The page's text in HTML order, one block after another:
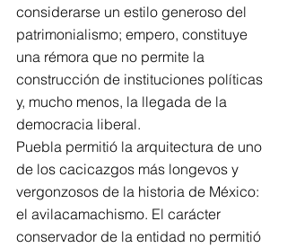
considerarse un estilo generoso del
patrimonialismo; empero, constituye
una rémora que no permite la
construcción de instituciones políticas
y, mucho menos, la llegada de la
democracia liberal.
Puebla permitió la arquitectura de uno
de los cacicazgos más longevos y
vergonzosos de la historia de México:
el avilacamachismo. El carácter
conservador de la entidad no permitió